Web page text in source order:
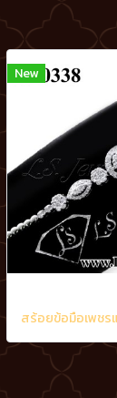
New